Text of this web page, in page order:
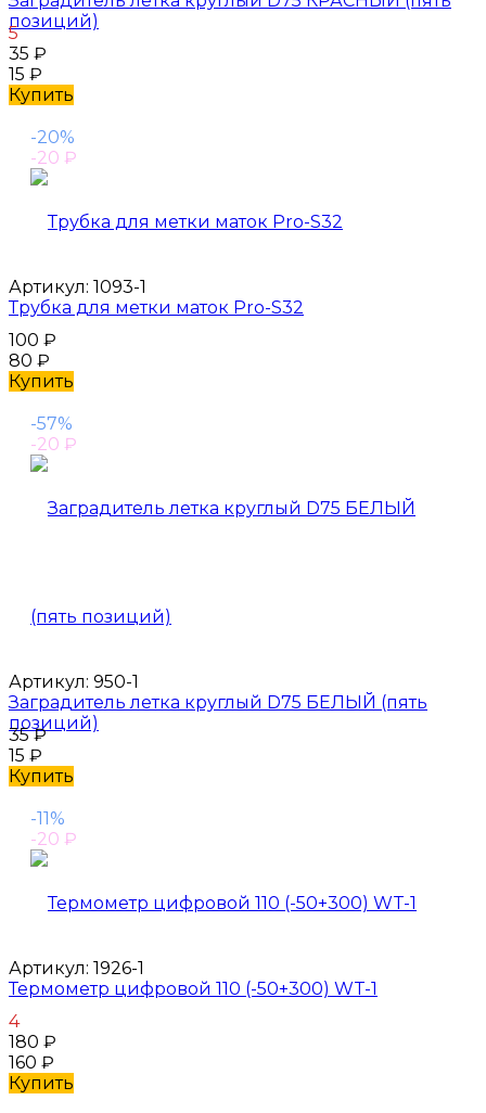
позиций)
5
35 ₽
15 ₽
Купить
-20%
-20 ₽
Артикул: 1093-1
Трубка для метки маток Pro-S32
100 ₽
80 ₽
Купить
-57%
-20 ₽
Артикул: 950-1
Заградитель летка круглый D75 БЕЛЫЙ (пять
позиций)
35₽
15 ₽
Купить
-11%
-20 ₽
Артикул: 1926-1
Термометр цифровой 110 (-50+300) WT-1
4
180 ₽
160 ₽
Купить